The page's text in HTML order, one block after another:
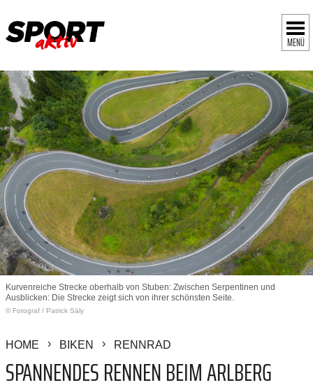
MENÜ
Kurvenreiche Strecke oberhalb von Stuben: Zwischen Serpentinen und
Ausblicken: Die Strecke zeigt sich von ihrer schönsten Seite.
© Fotograf / Patrick Säly
HOME BIKEN RENNRAD
SPANNENDES RENNEN BEIM ARLBERG